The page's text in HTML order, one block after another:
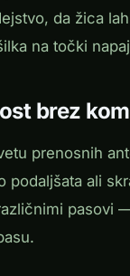
da žica
na točki
brez
prenosnih
podaljšata ali
pasovi